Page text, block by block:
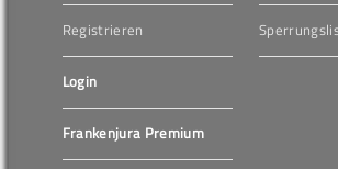
Registrieren
Login
Frankenjura Premium